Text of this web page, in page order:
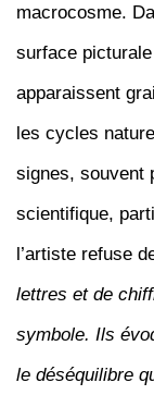
macrocosme.
surface
apparaissent
les cycles
signes, souvent
scientifique,
l’artiste refuse
lettres et de
symbole. Ils
le déséquilibre